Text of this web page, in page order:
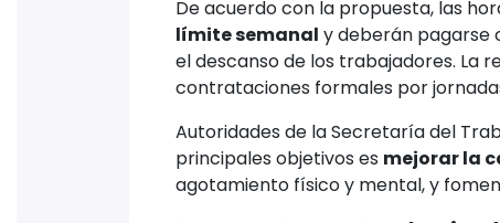
De acuerdo con la propuesta, las
límite semanal y deberán pagarse
el descanso de los trabajadores. La
contrataciones formales por
Autoridades de la Secretaría del
principales objetivos es mejorar la
agotamiento físico y mental, y